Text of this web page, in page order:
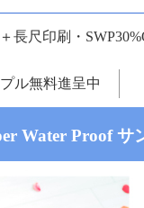
長尺印刷・
ル無料進呈中
Water Proof サ